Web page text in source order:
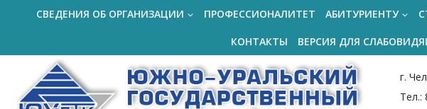
ПерейтиСВЕДЕНИЯ ОБ ОРГАНИЗАЦИИ ПРОФЕССИОНАЛИТЕТ АБИТУРИЕНТУ
КОНТАКТЫ ВЕРСИЯ ДЛЯ
г.
Тел.: